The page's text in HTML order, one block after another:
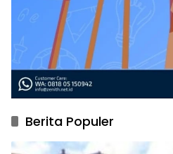
Berita Populer